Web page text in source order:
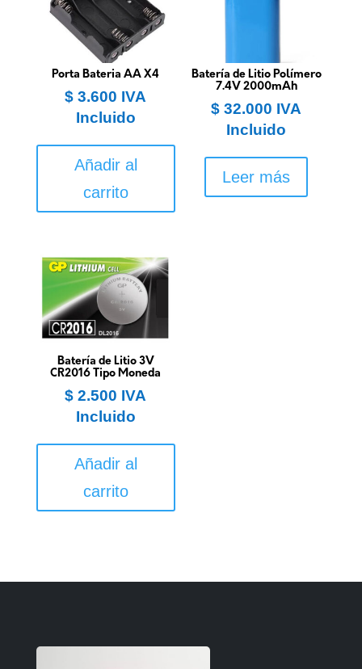
Porta Bateria AA X4
$ 3.600 IVA
Incluido
Añadir al
carrito
Batería de Litio Polímero
7.4V 2000mAh
$ 32.000 IVA
Incluido
Leer más
Batería de Litio 3V
CR2016 Tipo Moneda
$ 2.500 IVA
Incluido
Añadir al
carrito